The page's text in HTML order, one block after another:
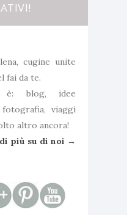
cugine unite
fai da te.
blog, idee
fotografia, viaggi
altro ancora!
più su di noi →